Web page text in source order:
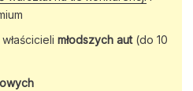
młodszych aut(do 10